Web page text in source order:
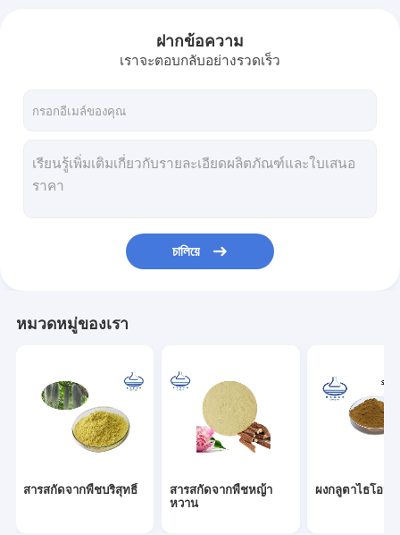
ผงกลูตาไธโอน
ผงแท็กซี่โฟลิน
แอล เออร์โกไธโอนีน พาวเดอร์
ผงกรดคลอโรเจนิก
สารสกัดจากชะเอมอินทรีย์
ผงใยอาหาร
ผงให้ความหวาน
ฝากข้อความ
เราจะตอบกลับอย่างรวดเร็ว
চালিয়ে
หมวดหมู่ของเรา
สารสกัดจากพืชบริสุทธิ์
สารสกัดจากพืชหญ้า
หวาน
ผงกลูตาไธโอน